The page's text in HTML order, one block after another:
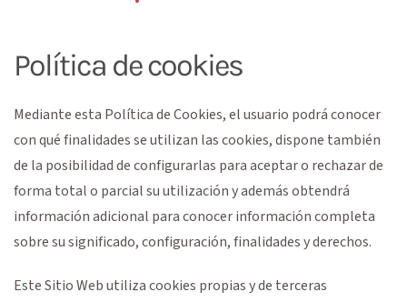
Política de cookies
Mediante esta Política de Cookies, el usuario podrá conocer
con qué finalidades se utilizan las cookies, dispone también
de la posibilidad de configurarlas para aceptar o rechazar de
forma total o parcial su utilización y además obtendrá
información adicional para conocer información completa
sobre su significado, configuración, finalidades y derechos.
Este Sitio Web utiliza cookies propias y de terceras